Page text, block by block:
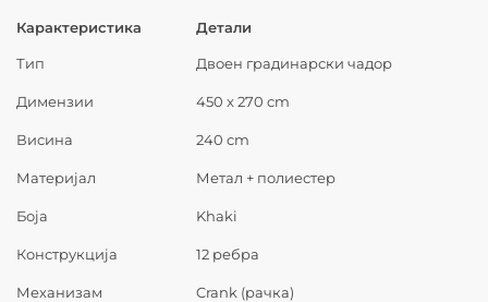
Карактеристика Детали
Тип Двоен градинарски чадор
Димензии 450 x 270 cm
Висина 240 cm
Материјал Метал + полиестер
Боја Khaki
Конструкција 12 ребра
Механизам Crank (рачка)